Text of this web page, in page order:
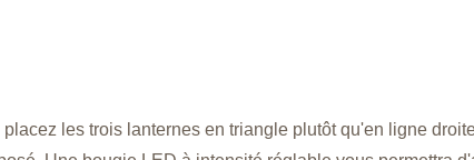
les trois lanternes en triangle plutôt qu'en ligne